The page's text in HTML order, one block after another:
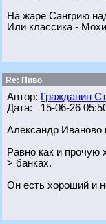
На жаре Сангрию
Или классика -
Re: Пиво
Автор: Гражданин
Дата: 15-06-26
Александр Иваново
Равно как и прочую
> банках.
Он есть хороший и